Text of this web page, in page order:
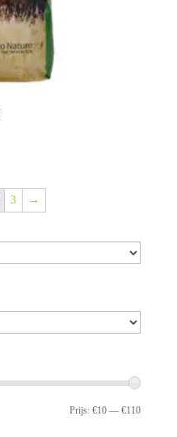
3 →
Min.
Max.
Prijs:€10 —€110